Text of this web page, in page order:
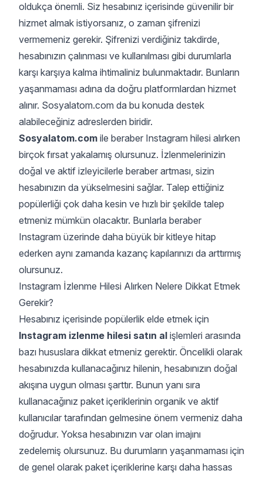
oldukça önemli. Siz hesabınız içerisinde güvenilir bir
hizmet almak istiyorsanız, o zaman şifrenizi
vermemeniz gerekir. Şifrenizi verdiğiniz takdirde,
hesabınızın çalınması ve kullanılması gibi durumlarla
karşı karşıya kalma ihtimaliniz bulunmaktadır. Bunların
yaşanmaması adına da doğru platformlardan hizmet
alınır. Sosyalatom.com da bu konuda destek
alabileceğiniz adreslerden biridir.
Sosyalatom.com ile beraber Instagram hilesi alırken
birçok fırsat yakalamış olursunuz. İzlenmelerinizin
doğal ve aktif izleyicilerle beraber artması, sizin
hesabınızın da yükselmesini sağlar. Talep ettiğiniz
popülerliği çok daha kesin ve hızlı bir şekilde talep
etmeniz mümkün olacaktır. Bunlarla beraber
Instagram üzerinde daha büyük bir kitleye hitap
ederken aynı zamanda kazanç kapılarınızı da arttırmış
olursunuz.
Instagram İzlenme Hilesi Alırken Nelere Dikkat Etmek
Gerekir?
Hesabınız içerisinde popülerlik elde etmek için
Instagram izlenme hilesi satın al işlemleri arasında
bazı hususlara dikkat etmeniz gerektir. Öncelikli olarak
hesabınızda kullanacağınız hilenin, hesabınızın doğal
akışına uygun olması şarttır. Bunun yanı sıra
kullanacağınız paket içeriklerinin organik ve aktif
kullanıcılar tarafından gelmesine önem vermeniz daha
doğrudur. Yoksa hesabınızın var olan imajını
zedelemiş olursunuz. Bu durumların yaşanmaması için
de genel olarak paket içeriklerine karşı daha hassas